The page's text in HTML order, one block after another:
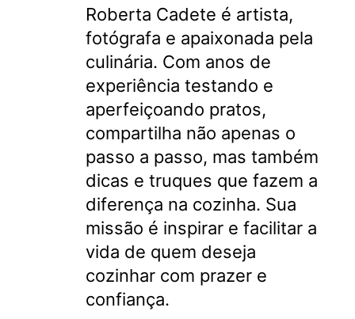
Roberta Cadete é artista,
fotógrafa e apaixonada pela
culinária. Com anos de
experiência testando e
aperfeiçoando pratos,
compartilha não apenas o
passo a passo, mas também
dicas e truques que fazem a
diferença na cozinha. Sua
missão é inspirar e facilitar a
vida de quem deseja
cozinhar com prazer e
confiança.